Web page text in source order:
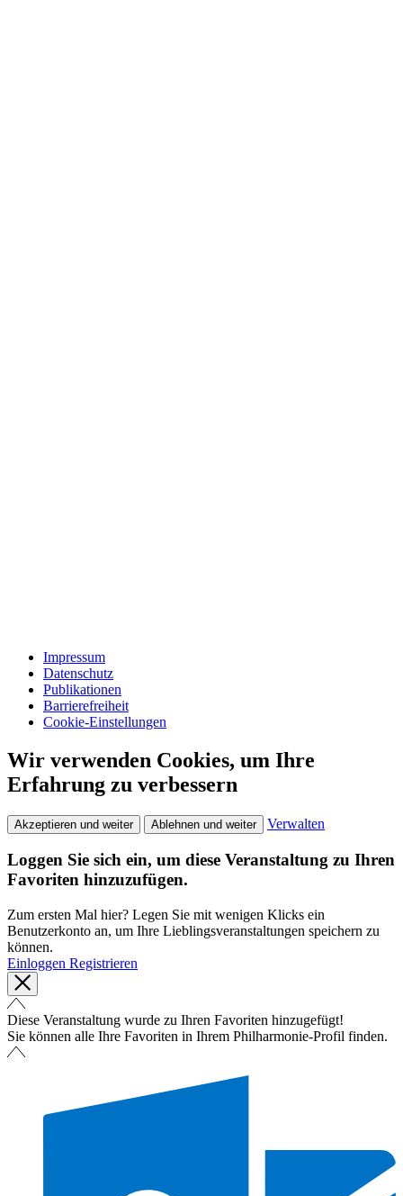
Impressum
Datenschutz
Publikationen
Barrierefreiheit
Cookie-Einstellungen
Wir verwenden Cookies, um Ihre
Erfahrung zu verbessern
Akzeptieren und weiter Ablehnen und weiter Verwalten
Loggen Sie sich ein, um diese Veranstaltung zu Ihren
Favoriten hinzuzufügen.
Zum ersten Mal hier? Legen Sie mit wenigen Klicks ein
Benutzerkonto an, um Ihre Lieblingsveranstaltungen speichern zu
können.
Einloggen Registrieren
Diese Veranstaltung wurde zu Ihren Favoriten hinzugefügt!
Sie können alle Ihre Favoriten in Ihrem Philharmonie-Profil finden.